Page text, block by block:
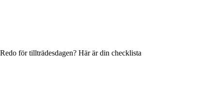
Redo för tillträdesdagen? Här är din checklista